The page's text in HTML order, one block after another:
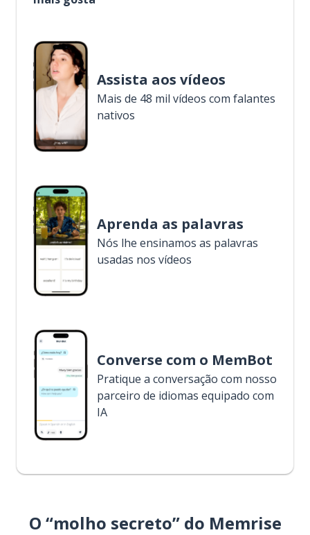
Assista aos vídeos
Mais de 48 mil vídeos com falantes
nativos
Aprenda as palavras
Nós lhe ensinamos as palavras
usadas nos vídeos
Converse com o MemBot
Pratique a conversação com nosso
parceiro de idiomas equipado com
IA
O “molho secreto” do Memrise